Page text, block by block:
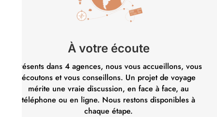
À votre écoute
Présents dans 4 agences, nous vous accueillons, vous
écoutons et vous conseillons. Un projet de voyage
mérite une vraie discussion, en face à face, au
téléphone ou en ligne. Nous restons disponibles à
chaque étape.